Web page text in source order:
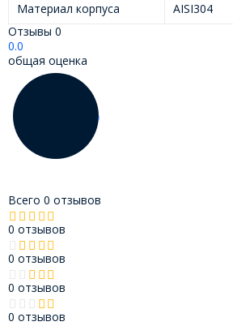
Материал корпуса
AISI304
Отзывы 0
0.0
общая оценка
Всего 0 отзывов
0 отзывов
0 отзывов
0 отзывов
0 отзывов